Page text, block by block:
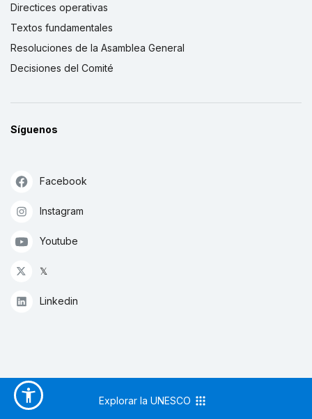
Directices operativas
Textos fundamentales
Resoluciones de la Asamblea General
Decisiones del Comité
Síguenos
Facebook
Instagram
Youtube
𝕏
Linkedin
Explorar la UNESCO